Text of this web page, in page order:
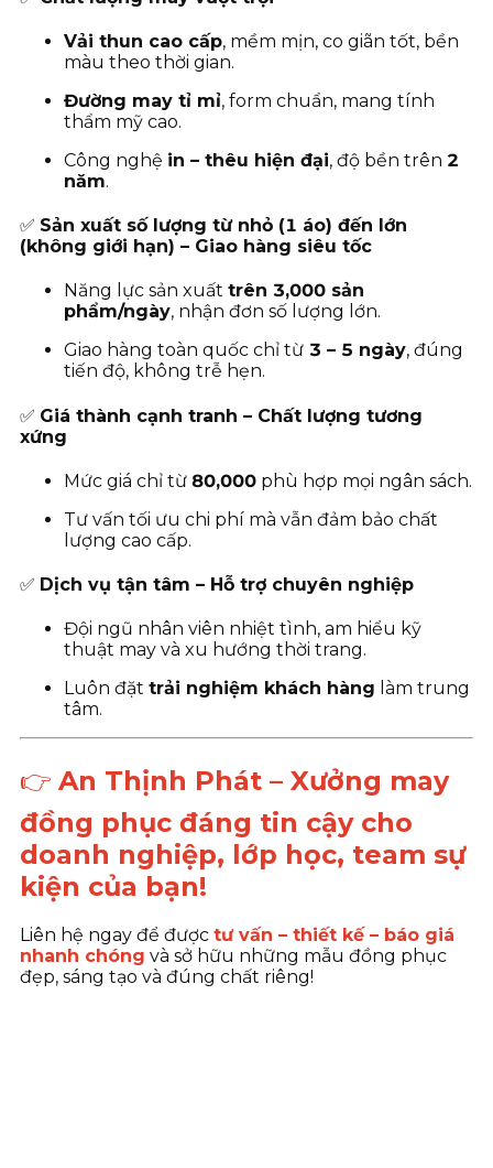
Vải thun cao cấp, mềm mịn, co giãn tốt, bền
màu theo thời gian.
Đường may tỉ mỉ, form chuẩn, mang tính
thẩm mỹ cao.
Công nghệ in – thêu hiện đại, độ bền trên 2
năm.
✅ Sản xuất số lượng từ nhỏ (1 áo) đến lớn
(không giới hạn) – Giao hàng siêu tốc
Năng lực sản xuất trên 3,000 sản
phẩm/ngày, nhận đơn số lượng lớn.
Giao hàng toàn quốc chỉ từ 3 – 5 ngày, đúng
tiến độ, không trễ hẹn.
✅ Giá thành cạnh tranh – Chất lượng tương
xứng
Mức giá chỉ từ 80,000 phù hợp mọi ngân sách.
Tư vấn tối ưu chi phí mà vẫn đảm bảo chất
lượng cao cấp.
✅ Dịch vụ tận tâm – Hỗ trợ chuyên nghiệp
Đội ngũ nhân viên nhiệt tình, am hiểu kỹ
thuật may và xu hướng thời trang.
Luôn đặt trải nghiệm khách hàng làm trung
tâm.
👉 An Thịnh Phát – Xưởng may
đồng phục đáng tin cậy cho
doanh nghiệp, lớp học, team sự
kiện của bạn!
Liên hệ ngay để được tư vấn – thiết kế – báo giá
nhanh chóng và sở hữu những mẫu đồng phục
đẹp, sáng tạo và đúng chất riêng!